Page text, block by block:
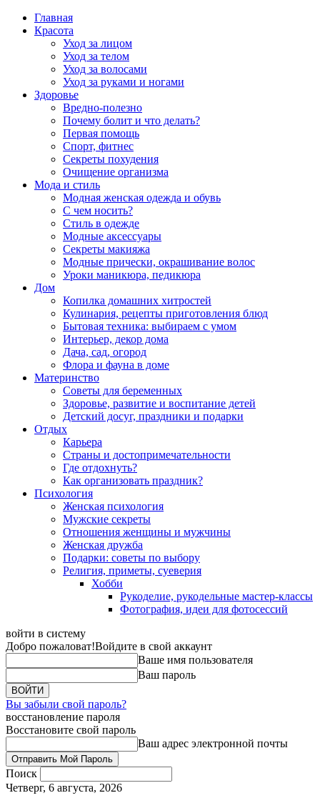
Главная
Красота
Уход за лицом
Уход за телом
Уход за волосами
Уход за руками и ногами
Здоровье
Вредно-полезно
Почему болит и что делать?
Первая помощь
Спорт, фитнес
Секреты похудения
Очищение организма
Мода и стиль
Модная женская одежда и обувь
С чем носить?
Стиль в одежде
Модные аксессуары
Секреты макияжа
Модные прически, окрашивание волос
Уроки маникюра, педикюра
Дом
Копилка домашних хитростей
Кулинария, рецепты приготовления блюд
Бытовая техника: выбираем с умом
Интерьер, декор дома
Дача, сад, огород
Флора и фауна в доме
Материнство
Советы для беременных
Здоровье, развитие и воспитание детей
Детский досуг, праздники и подарки
Отдых
Карьера
Страны и достопримечательности
Где отдохнуть?
Как организовать праздник?
Психология
Женская психология
Мужские секреты
Отношения женщины и мужчины
Женская дружба
Подарки: советы по выбору
Религия, приметы, суеверия
Хобби
Рукоделие, рукодельные мастер-классы
Фотография, идеи для фотосессий
войти в систему
Добро пожаловат!Войдите в свой аккаунт
Ваше имя пользователя
Ваш пароль
Вы забыли свой пароль?
восстановление пароля
Восстановите свой пароль
Ваш адрес электронной почты
Поиск
Четверг, 6 августа, 2026